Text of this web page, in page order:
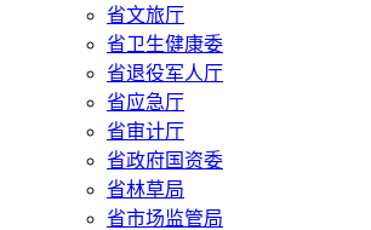
省文旅厅
省卫生健康委
省退役军人厅
省应急厅
省审计厅
省政府国资委
省林草局
省市场监管局